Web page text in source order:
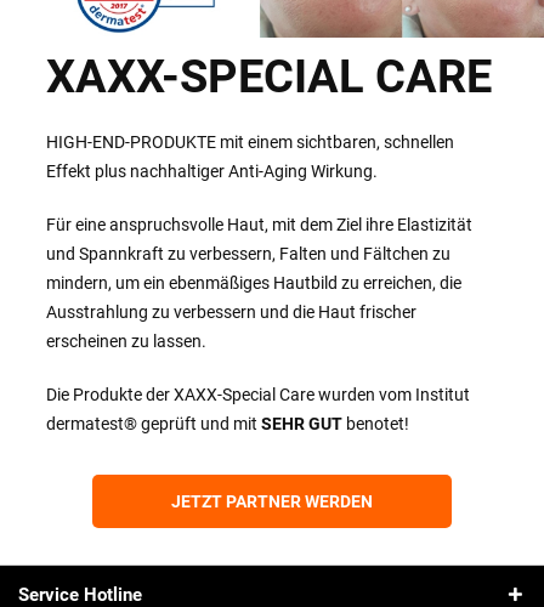
XAXX-SPECIAL CARE
HIGH-END-PRODUKTE mit einem sichtbaren, schnellen
Effekt plus nachhaltiger Anti-Aging Wirkung.
Für eine anspruchsvolle Haut, mit dem Ziel ihre Elastizität
und Spannkraft zu verbessern, Falten und Fältchen zu
mindern, um ein ebenmäßiges Hautbild zu erreichen, die
Ausstrahlung zu verbessern und die Haut frischer
erscheinen zu lassen.
Die Produkte der XAXX-Special Care wurden vom Institut
dermatest® geprüft und mitSEHR GUT benotet!
JETZT PARTNER WERDEN
Service Hotline